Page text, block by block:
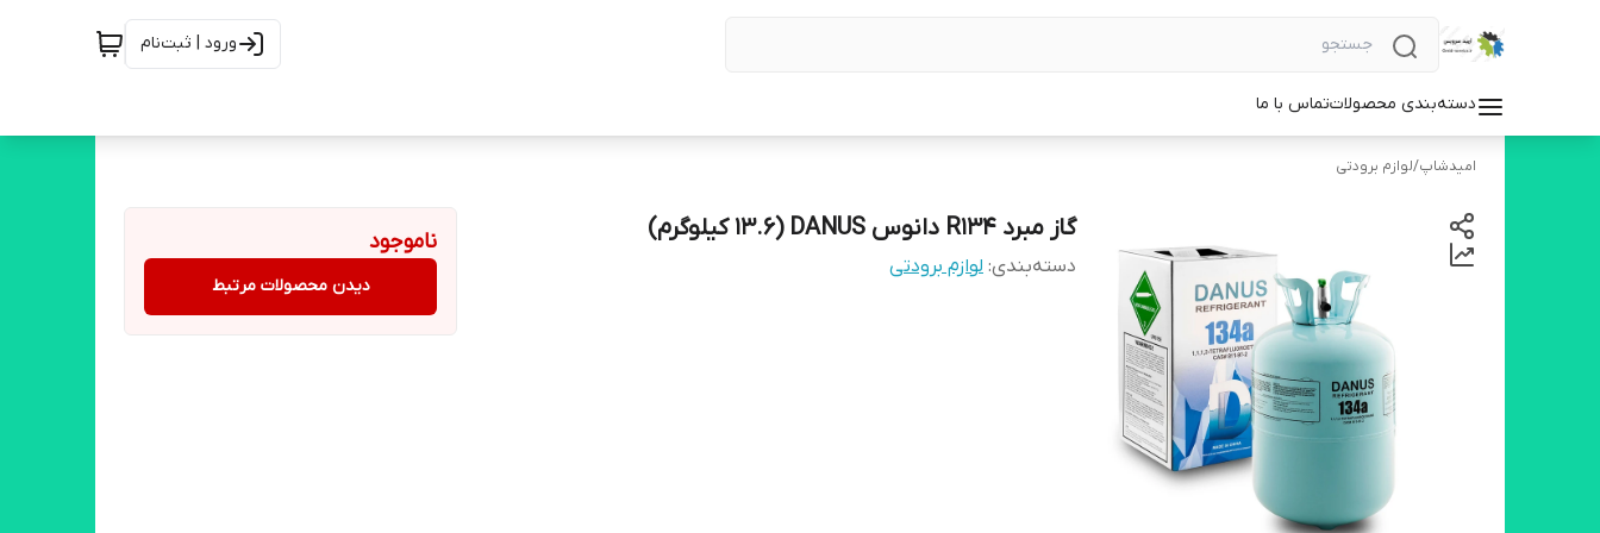
ورود | ثبت‌نام
دسته‌بندی محصولاتتماس با ما
امیدشاپ/لوازم برودتی
گاز مبرد R۱۳۴ دانوس DANUS (۱۳.۶ کیلوگرم)
دسته‌بندی: لوازم برودتی
ناموجود
دیدن محصولات مرتبط